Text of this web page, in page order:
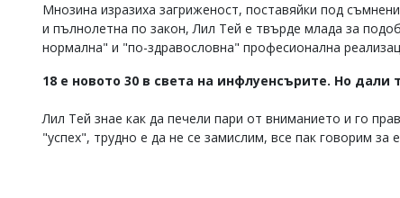
въвеждат
отговорност
Мнозина изразиха загриженост, поставяйки под
и пълнолетна по закон, Лил Тей е твърде млада за
нормална" и "по-здравословна" професионална
18 е новото 30 в света на инфлуенсърите. Но дали
Лил Тей знае как да печели пари от вниманието и го
"успех", трудно е да не се замислим, все пак говорим